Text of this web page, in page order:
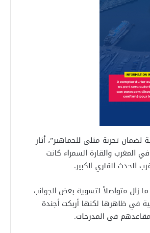
لضمان تجربة مثلى للجماهير”، أثار
المغرب والقارة السمراء كانت
الحدث القاري الكبير.
زال متواصلاً لتسوية بعض الجوانب
في ظاهرها لكنها أربكت أجندة
مقاعدهم في المدرجات.